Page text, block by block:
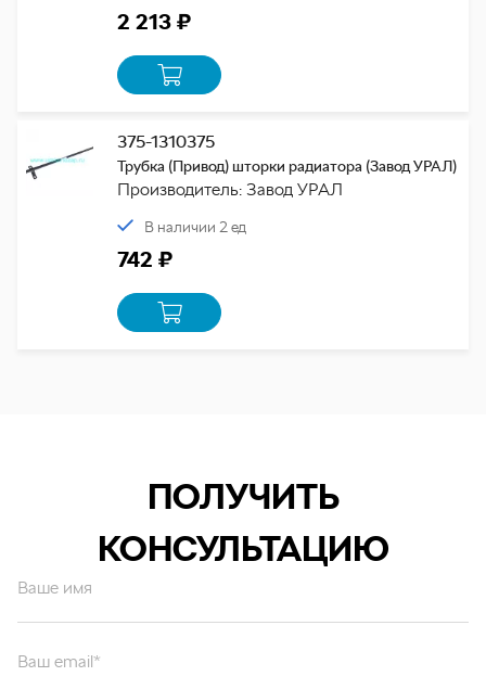
2 213 ₽
375-1310375
Трубка (Привод) шторки радиатора (Завод УРАЛ)
Производитель: Завод УРАЛ
В наличии 2 ед
742 ₽
ПОЛУЧИТЬ
КОНСУЛЬТАЦИЮ
Ваше имя